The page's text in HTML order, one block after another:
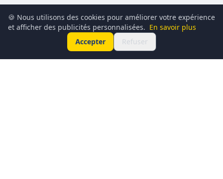
🍪 Nous utilisons des cookies pour améliorer votre expérience
et afficher des publicités personnalisées. En savoir plus
Accepter
Refuser